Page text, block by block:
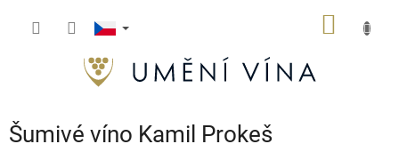
Šumivé víno Kamil Prokeš